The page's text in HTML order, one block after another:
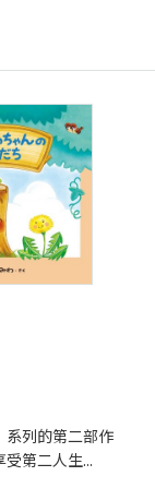
列的第二部作
第二人生...